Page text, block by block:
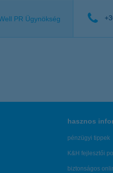
PR Ügynökség
hasznos
pénzügyi tippek
K&H fejlesztői
biztonságos